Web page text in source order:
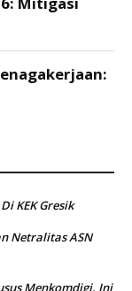
KEK Gresik
Netralitas ASN